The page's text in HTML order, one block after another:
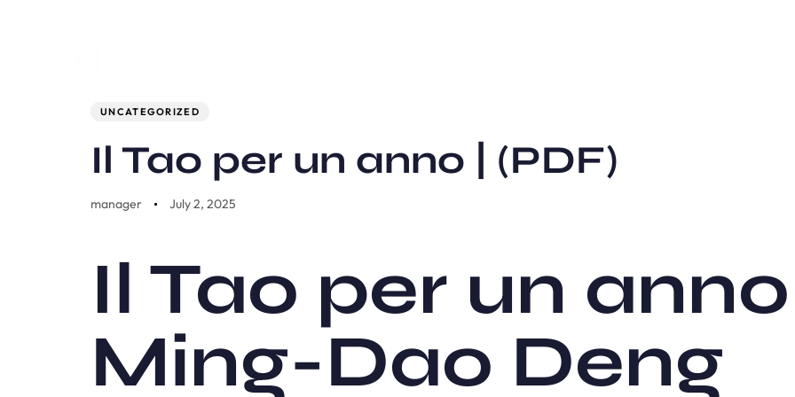
UNCATEGORIZED
Il Tao per un anno | (PDF)
manager July 2, 2025
Il Tao per un anno
Ming-Dao Deng